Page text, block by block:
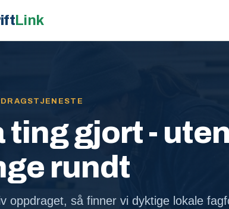
Link
ting gjort -
rundt
oppdraget, så finner vi dyktige lokale